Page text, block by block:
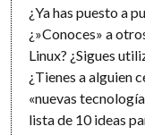
¿Ya has puesto a
¿»Conoces» a
Linux? ¿Sigues
¿Tienes a alguien
«nuevas
lista de 10 ideas